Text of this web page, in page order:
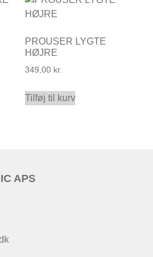
PROUSER LYGTE
HØJRE
349,00 kr.
Tilføj til kurv
APS